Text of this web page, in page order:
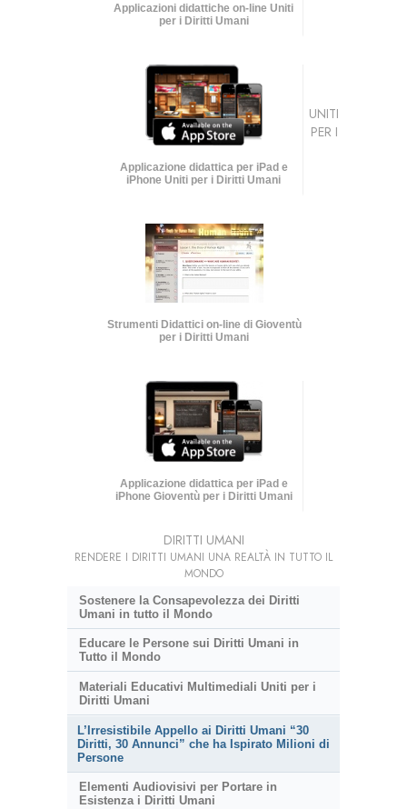
Applicazioni didattiche on-line Uniti
per i Diritti Umani
Applicazione didattica per iPad e
iPhone Uniti per i Diritti Umani
Strumenti Didattici on-line di Gioventù
per i Diritti Umani
Applicazione didattica per iPad e
iPhone Gioventù per i Diritti Umani
UNITI
PER I
DIRITTI UMANI
RENDERE I DIRITTI UMANI UNA REALTÀ IN TUTTO IL
MONDO
Sostenere la Consapevolezza dei Diritti
Umani in tutto il Mondo
Educare le Persone sui Diritti Umani in
Tutto il Mondo
Materiali Educativi Multimediali Uniti per i
Diritti Umani
L’Irresistibile Appello ai Diritti Umani “30
Diritti, 30 Annunci” che ha Ispirato Milioni di
Persone
Elementi Audiovisivi per Portare in
Esistenza i Diritti Umani